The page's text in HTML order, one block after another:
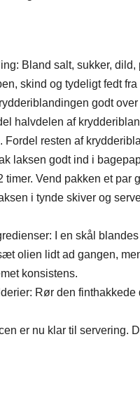
Bland salt, sukker,
skind og tydeligt fedt
godt
halvdelen af
Fordel resten af
laksen godt ind i
timer. Vend pakken et par
i tynde skiver og
I en skål
olien lidt ad gangen,
konsistens.
Rør den
er nu klar til servering.